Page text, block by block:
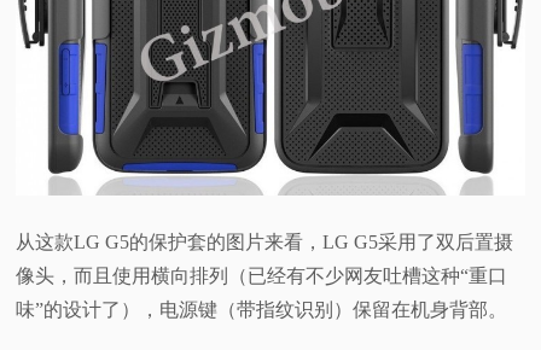
视
体
验
从这款LG G5的保护套的图片来看，LG G5采用了双后置摄
像头，而且使用横向排列（已经有不少网友吐槽这种“重口
味”的设计了），电源键（带指纹识别）保留在机身背部。